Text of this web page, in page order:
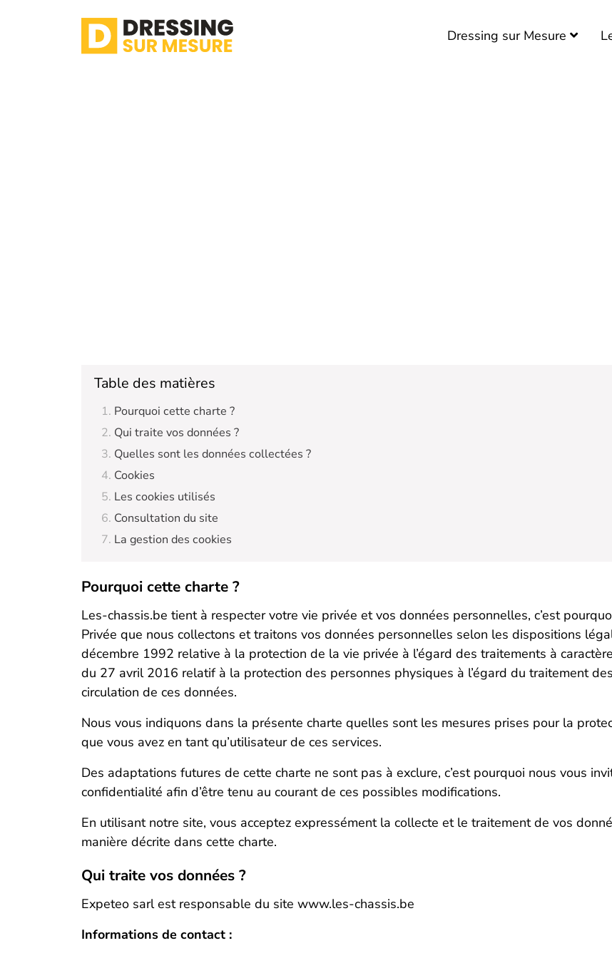
Dressing sur Mesure
Table des matières
Pourquoi cette charte ?
Qui traite vos données ?
Quelles sont les données collectées ?
Cookies
Les cookies utilisés
Consultation du site
La gestion des cookies
Pourquoi cette charte ?
Les-chassis.be tient à respecter votre vie privée et vos données personnelles, c’est
Privée que nous collectons et traitons vos données personnelles selon les dispositions
décembre 1992 relative à la protection de la vie privée à l’égard des traitements à
du 27 avril 2016 relatif à la protection des personnes physiques à l’égard du traitement
circulation de ces données.
Nous vous indiquons dans la présente charte quelles sont les mesures prises pour la
que vous avez en tant qu’utilisateur de ces services.
Des adaptations futures de cette charte ne sont pas à exclure, c’est pourquoi nous vous
confidentialité afin d’être tenu au courant de ces possibles modifications.
En utilisant notre site, vous acceptez expressément la collecte et le traitement de vos
manière décrite dans cette charte.
Qui traite vos données ?
Expeteo sarl est responsable du site www.les-chassis.be
Informations de contact :